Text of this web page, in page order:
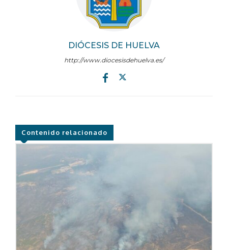
DIÓCESIS DE HUELVA
http://www.diocesisdehuelva.es/
Contenido relacionado